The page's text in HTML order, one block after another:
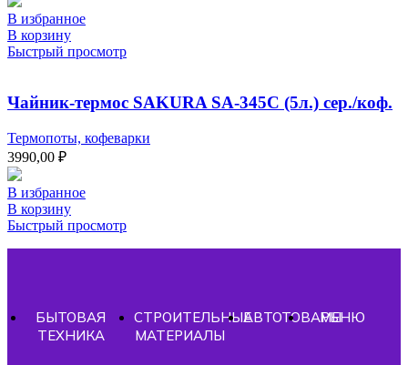
В избранное
В корзину
Быстрый просмотр
Чайник-термос SAKURA SA-345C (5л.) сер./коф.
Термопоты, кофеварки
3990,00 ₽
В избранное
В корзину
Быстрый просмотр
БЫТОВАЯ
ТЕХНИКА
СТРОИТЕЛЬНЫЕ
МАТЕРИАЛЫ
АВТОТОВАРЫМЕНЮ